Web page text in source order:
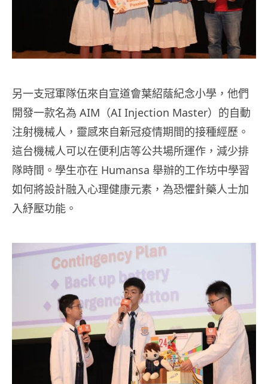
另一支冠軍隊伍來自宣道會葉紹蔭紀念小學，他們
開發一款名為 AIM（AI Injection Master）的自動
注射機械人，靈感來自新冠疫情期間的接種經歷。
這台機械人可以在便利店等公共場所運作，減少排
隊時間。學生亦在 Humansa 舉辦的工作坊中學習
如何將設計融入心理健康元素，為恐懼針藥人士加
入紓壓功能。